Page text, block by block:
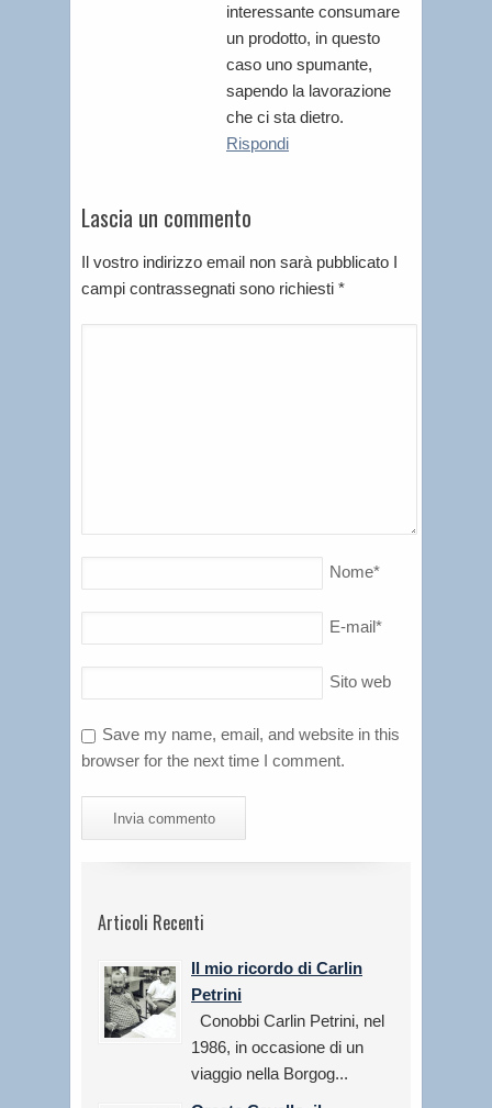
interessante consumare
un prodotto, in questo
caso uno spumante,
sapendo la lavorazione
che ci sta dietro.
Rispondi
Lascia un commento
Il vostro indirizzo email non sarà pubblicato I
campi contrassegnati sono richiesti *
Nome*
E-mail*
Sito web
Save my name, email, and website in this
browser for the next time I comment.
Articoli Recenti
Il mio ricordo di Carlin
Petrini
Conobbi Carlin Petrini, nel
1986, in occasione di un
viaggio nella Borgog...